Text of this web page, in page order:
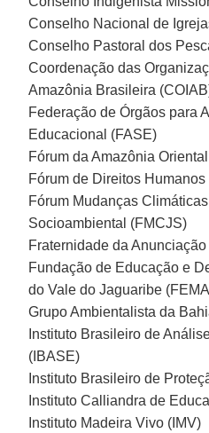
Conselho Nacional de
Conselho Pastoral dos
Coordenação das
Amazônia Brasileira
Federação de Órgãos para
Educacional (FASE)
Fórum da Amazônia
Fórum de Direitos
Fórum Mudanças
Socioambiental (FMCJS)
Fraternidade da
Fundação de Educação e
do Vale do Jaguaribe
Grupo Ambientalista da
Instituto Brasileiro de
(IBASE)
Instituto Brasileiro de
Instituto Calliandra de
Instituto Madeira Vivo (IMV)